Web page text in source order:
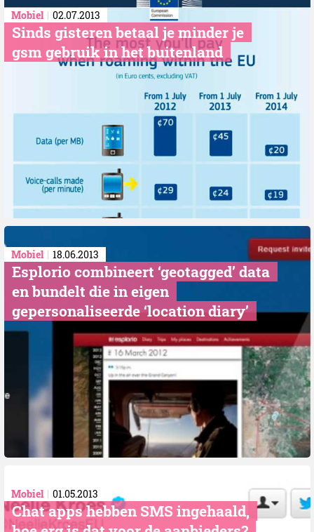
Mobiel 02.07.2013
Sinds gisteren betaal je minder je
gsm gebruik in het buitenland
Mobiel 18.06.2013
Esplorio combineert ‘geotagged’ data
en bundelt die in eigen
gepersonaliseerde ‘location diary’
Mobiel 01.05.2013
Chat apps hebben SMS ingehaald,